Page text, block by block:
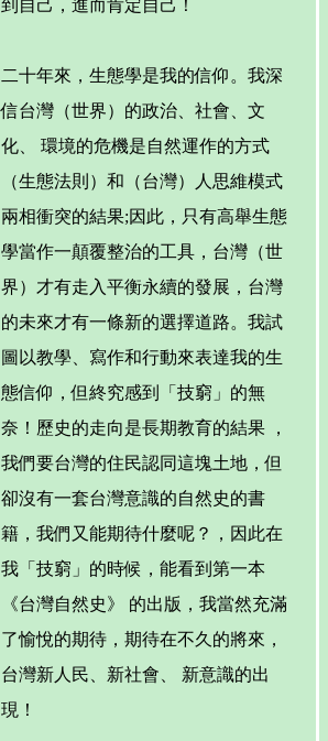
到自己，進而肯定自己！
二十年來，生態學是我的信仰。我深
信台灣（世界）的政治、社會、文
化、 環境的危機是自然運作的方式
（生態法則）和（台灣）人思維模式
兩相衝突的結果;因此，只有高舉生態
學當作一顛覆整治的工具，台灣（世
界）才有走入平衡永續的發展，台灣
的未來才有一條新的選擇道路。我試
圖以教學、寫作和行動來表達我的生
態信仰，但終究感到「技窮」的無
奈！歷史的走向是長期教育的結果 ，
我們要台灣的住民認同這塊土地，但
卻沒有一套台灣意識的自然史的書
籍，我們又能期待什麼呢？，因此在
我「技窮」的時候，能看到第一本
《台灣自然史》 的出版，我當然充滿
了愉悅的期待，期待在不久的將來，
台灣新人民、新社會、 新意識的出
現！